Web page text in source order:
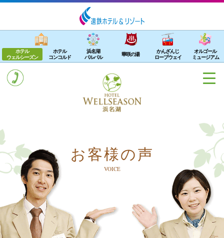
ホテル
ウェルシーズン
ホテル
コンコルド
浜名湖
パルパル
華咲の湯
かんざんじ
ロープウェイ
オルゴール
ミュージアム
お客様の声
VOICE